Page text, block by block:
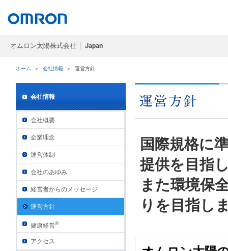
オムロン太陽株式会社 Japan
ホーム ＞ 会社情報 ＞ 運営方針
国際規格に
提供を目指
また環境保
りを目指し
会社情報
会社概要
企業理念
運営体制
会社のあゆみ
経営者からのメッセージ
運営方針
健康経営®
アクセス